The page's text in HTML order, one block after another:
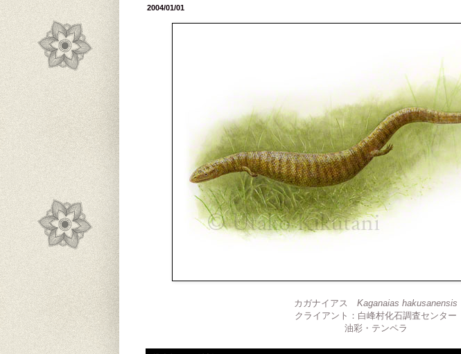
2004/01/01
カガナイアス Kaganaias hakusanensis
クライアント：白峰村化石調査センター
油彩・テンペラ